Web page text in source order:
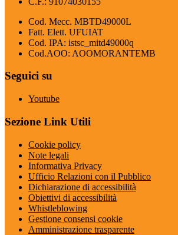
Cod. Mecc. MBTD49000L
Fatt. Elett. UFUIAT
Cod. IPA: istsc_mitd49000q
Cod.AOO: AOOMORANTEMB
Seguici su
Youtube
Sezione Link Utili
Cookie policy
Note legali
Informativa Privacy
Ufficio Relazioni con il Pubblico
Dichiarazione di accessibilità
Obiettivi di accessibilità
Whistleblowing
Gestione consensi cookie
Amministrazione trasparente